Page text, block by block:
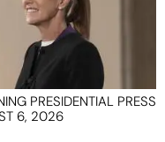
PRESIDENTIAL PRESS
6, 2026